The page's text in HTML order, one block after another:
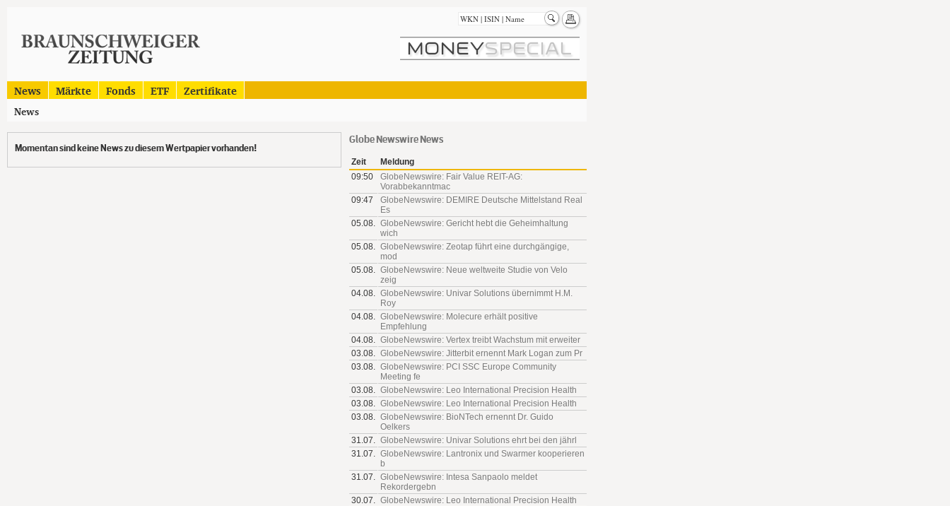
News Märkte Fonds ETF Zertifikate
News
Momentan sind keine News zu diesem Wertpapier vorhanden!
Globe Newswire News
Zeit
Meldung
09:50
GlobeNewswire: Fair Value REIT-AG:
Vorabbekanntmac
09:47
GlobeNewswire: DEMIRE Deutsche Mittelstand Real
Es
05.08.
GlobeNewswire: Gericht hebt die Geheimhaltung
wich
05.08.
GlobeNewswire: Zeotap führt eine durchgängige,
mod
05.08.
GlobeNewswire: Neue weltweite Studie von Velo
zeig
04.08.
GlobeNewswire: Univar Solutions übernimmt H.M.
Roy
04.08.
GlobeNewswire: Molecure erhält positive
Empfehlung
04.08.
GlobeNewswire: Vertex treibt Wachstum mit erweiter
03.08.
GlobeNewswire: Jitterbit ernennt Mark Logan zum Pr
03.08.
GlobeNewswire: PCI SSC Europe Community
Meeting fe
03.08.
GlobeNewswire: Leo International Precision Health
03.08.
GlobeNewswire: Leo International Precision Health
03.08.
GlobeNewswire: BioNTech ernennt Dr. Guido
Oelkers
31.07.
GlobeNewswire: Univar Solutions ehrt bei den jährl
31.07.
GlobeNewswire: Lantronix und Swarmer kooperieren
b
31.07.
GlobeNewswire: Intesa Sanpaolo meldet
Rekordergebn
30.07.
GlobeNewswire: Leo International Precision Health